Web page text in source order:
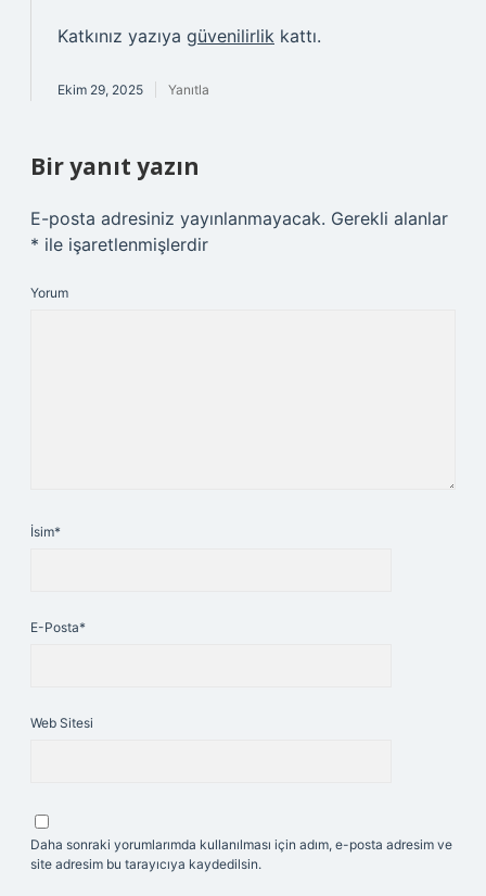
Katkınız yazıya güvenilirlik kattı.
Ekim 29, 2025 Yanıtla
Bir yanıt yazın
E-posta adresiniz yayınlanmayacak. Gerekli alanlar
* ile işaretlenmişlerdir
Yorum
İsim*
E-Posta*
Web Sitesi
Daha sonraki yorumlarımda kullanılması için adım, e-posta adresim ve
site adresim bu tarayıcıya kaydedilsin.